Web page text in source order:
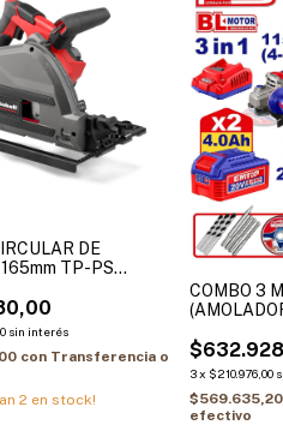
DE
165mm TP-PS
sin interés
con Transferencia o
2 en stock!
COMBO 3
CARGADOR
3x $210.976,00
$569.635,20
efectivo